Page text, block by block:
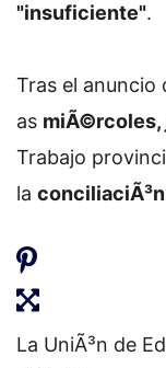
"insuficiente".
Tras el anuncio
as miÃ©rcoles,
Trabajo
la
La UniÃ³n de